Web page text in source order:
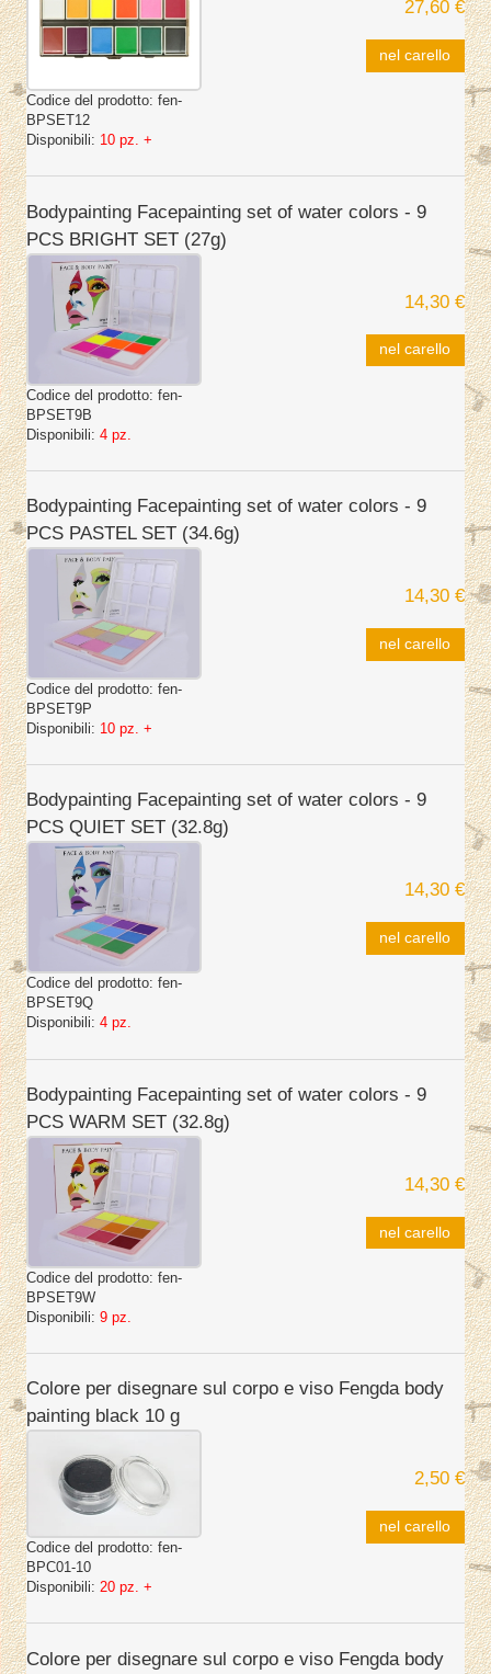
Codice del prodotto: fen-
BPSET12
Disponibili: 10 pz. +
27,60 €
nel carello
Bodypainting Facepainting set of water colors - 9
PCS BRIGHT SET (27g)
Codice del prodotto: fen-
BPSET9B
Disponibili: 4 pz.
14,30 €
nel carello
Bodypainting Facepainting set of water colors - 9
PCS PASTEL SET (34.6g)
Codice del prodotto: fen-
BPSET9P
Disponibili: 10 pz. +
14,30 €
nel carello
Bodypainting Facepainting set of water colors - 9
PCS QUIET SET (32.8g)
Codice del prodotto: fen-
BPSET9Q
Disponibili: 4 pz.
14,30 €
nel carello
Bodypainting Facepainting set of water colors - 9
PCS WARM SET (32.8g)
Codice del prodotto: fen-
BPSET9W
Disponibili: 9 pz.
14,30 €
nel carello
Colore per disegnare sul corpo e viso Fengda body
painting black 10 g
Codice del prodotto: fen-
BPC01-10
Disponibili: 20 pz. +
2,50 €
nel carello
Colore per disegnare sul corpo e viso Fengda body